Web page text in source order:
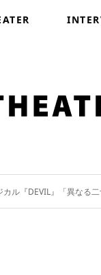
ル『DEVIL』「異なる